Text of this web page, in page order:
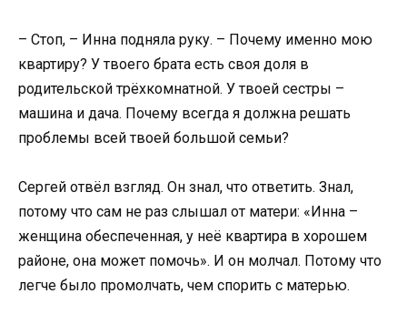
– Стоп, – Инна подняла руку. – Почему именно мою
квартиру? У твоего брата есть своя доля в
родительской трёхкомнатной. У твоей сестры –
машина и дача. Почему всегда я должна решать
проблемы всей твоей большой семьи?
Сергей отвёл взгляд. Он знал, что ответить. Знал,
потому что сам не раз слышал от матери: «Инна –
женщина обеспеченная, у неё квартира в хорошем
районе, она может помочь». И он молчал. Потому что
легче было промолчать, чем спорить с матерью.